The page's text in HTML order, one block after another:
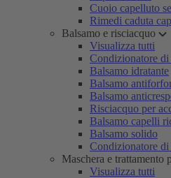
Cuoio capelluto
Rimedi caduta
Balsamo e risciacquo
Visualizza tutti
Condizionatore
Balsamo idratante
Balsamo
Balsamo
Risciacquo per
Balsamo capelli
Balsamo solido
Condizionatore
Maschera e trattamento
Visualizza tutti